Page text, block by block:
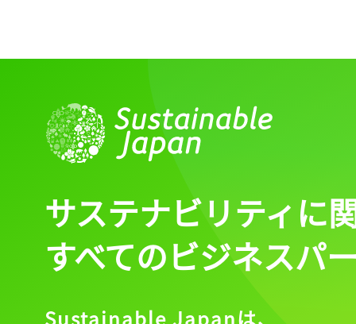
サステナビリティに
すべてのビジネスパ
Sustainable Japanは、